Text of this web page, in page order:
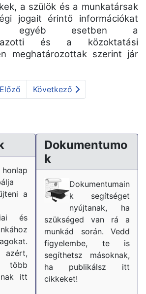
a szülök és a munkatársak
jogait érintő információkat
egyéb esetben a
és a közoktatási
meghatározottak szerint jár
Előző Következő
fejlesztőpedagógus munkaköri
a
és
több
itt
Dokumentumo
k
Dokumentumain
k segítséget
nyújtanak, ha
szükséged van rá a
munkád során. Vedd
figyelembe, te is
segíthetsz másoknak,
ha publikálsz itt
cikkeket!